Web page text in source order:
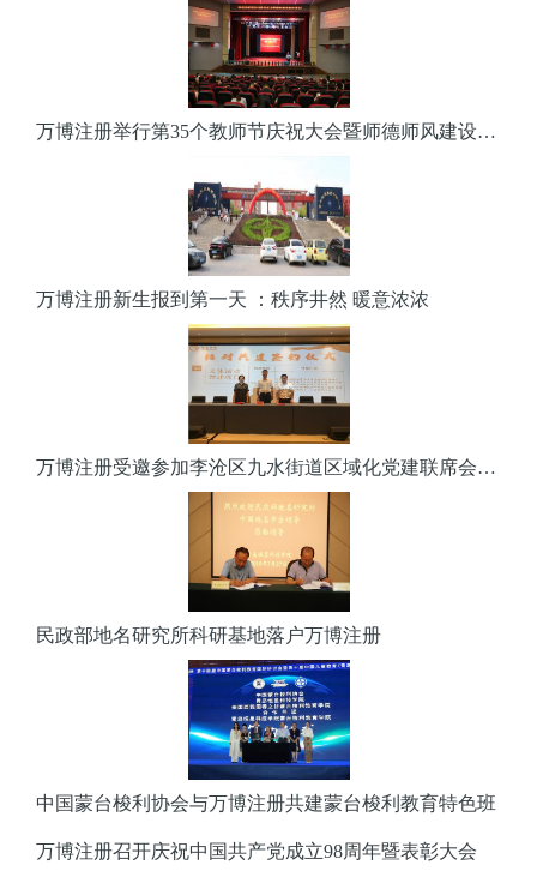
万博注册举行第35个教师节庆祝大会暨师德师风建设长效活动开幕仪式
万博注册新生报到第一天 ：秩序井然 暖意浓浓
万博注册受邀参加李沧区九水街道区域化党建联席会并签订共建协议书
民政部地名研究所科研基地落户万博注册
中国蒙台梭利协会与万博注册共建蒙台梭利教育特色班
万博注册召开庆祝中国共产党成立98周年暨表彰大会